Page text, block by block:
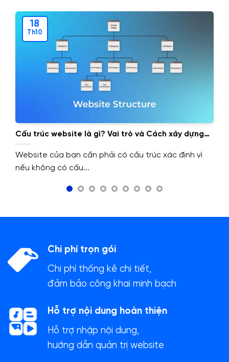
Cấu trúc website là gì? Vai trò và Cách xây dựng
cấu trúc website.
Website của bạn cần phải có cấu trúc xác định vì
nếu không có cấu...
18
Th10
Chi phí trọn gói
Chi phí thống kê chi tiết,
đảm bảo công khai minh bạch
Hỗ trợ nội dung hoàn thiện
Hỗ trợ nhập nội dung,
hướng dẫn quản trị website